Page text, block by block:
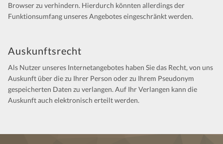
Browser zu verhindern. Hierdurch könnten allerdings der
Funktionsumfang unseres Angebotes eingeschränkt werden.
Auskunftsrecht
Als Nutzer unseres Internetangebotes haben Sie das Recht, von uns
Auskunft über die zu Ihrer Person oder zu Ihrem Pseudonym
gespeicherten Daten zu verlangen. Auf Ihr Verlangen kann die
Auskunft auch elektronisch erteilt werden.